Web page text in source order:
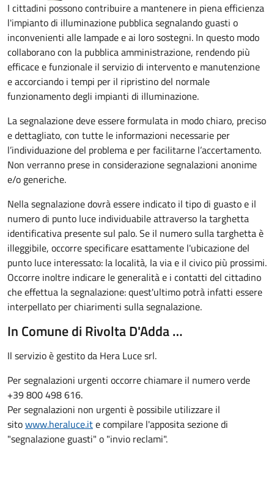
I cittadini possono contribuire a mantenere in piena efficienza
l'impianto di illuminazione pubblica segnalando guasti o
inconvenienti alle lampade e ai loro sostegni. In questo modo
collaborano con la pubblica amministrazione, rendendo più
efficace e funzionale il servizio di intervento e manutenzione
e accorciando i tempi per il ripristino del normale
funzionamento degli impianti di illuminazione.
La segnalazione deve essere formulata in modo chiaro, preciso
e dettagliato, con tutte le informazioni necessarie per
l’individuazione del problema e per facilitarne l’accertamento.
Non verranno prese in considerazione segnalazioni anonime
e/o generiche.
Nella segnalazione dovrà essere indicato il tipo di guasto e il
numero di punto luce individuabile attraverso la targhetta
identificativa presente sul palo. Se il numero sulla targhetta è
illeggibile, occorre specificare esattamente l'ubicazione del
punto luce interessato: la località, la via e il civico più prossimi.
Occorre inoltre indicare le generalità e i contatti del cittadino
che effettua la segnalazione: quest'ultimo potrà infatti essere
interpellato per chiarimenti sulla segnalazione.
In Comune di Rivolta D'Adda …
Il servizio è gestito da Hera Luce srl.
Per segnalazioni urgenti occorre chiamare il numero verde
+39 800 498 616.
Per segnalazioni non urgenti è possibile utilizzare il
sitowww.heraluce.ite compilare l'apposita sezione di
"segnalazione guasti" o "invio reclami".